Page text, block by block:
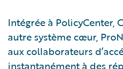
Intégrée à PolicyCenter,
autre système cœur,
aux collaborateurs
instantanément à des